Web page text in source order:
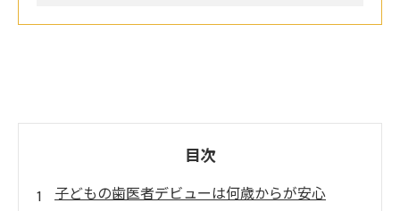
目次
子どもの歯医者デビューは何歳からが安心